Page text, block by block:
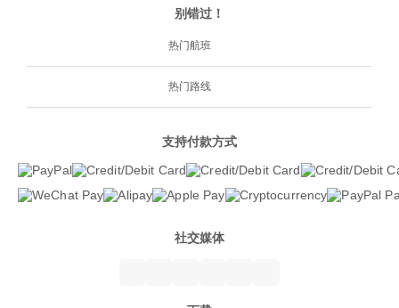
别错过！
热门航班
热门路线
支持付款方式
社交媒体